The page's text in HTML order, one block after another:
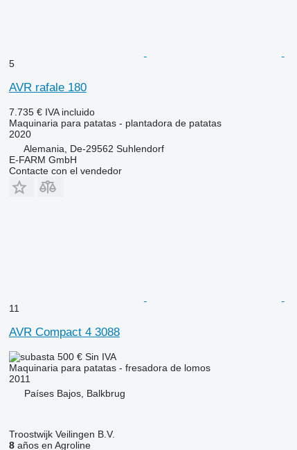
5
AVR rafale 180
7.735 € IVA incluido
Maquinaria para patatas - plantadora de patatas
2020
Alemania, De-29562 Suhlendorf
E-FARM GmbH
Contacte con el vendedor
11
AVR Compact 4 3088
500 € Sin IVA
Maquinaria para patatas - fresadora de lomos
2011
Países Bajos, Balkbrug
Troostwijk Veilingen B.V.
8años en Agroline